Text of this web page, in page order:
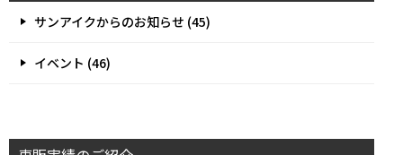
サンアイクからのお知らせ (45)
イベント (46)